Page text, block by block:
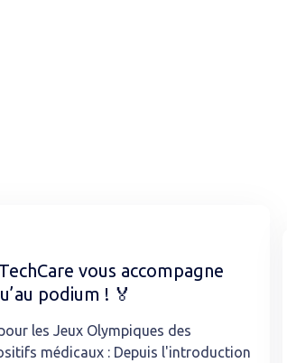
vous accompagne
podium ! 🏅
les Jeux Olympiques des
médicaux : Depuis l'introduction